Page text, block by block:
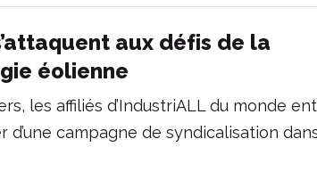
aux défis de la
éolienne
les affiliés d’IndustriALL du monde
campagne de syndicalisation